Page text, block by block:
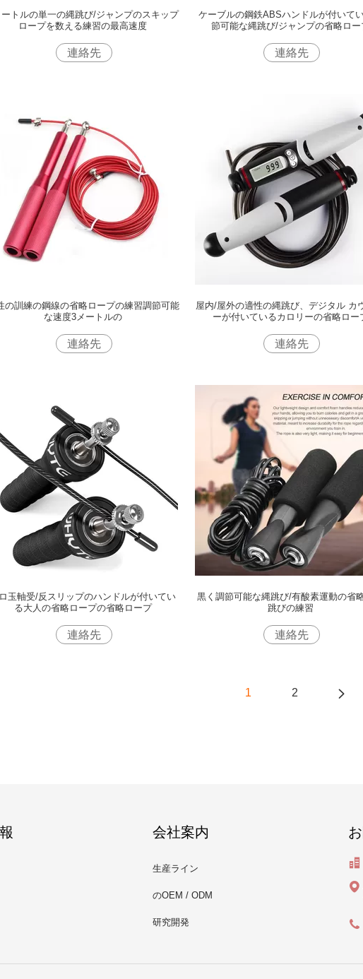
トルの単一の縄跳び/ジャンプのスキップ
ロープを数える練習の最高速度
連絡先
ケーブルの鋼鉄ABSハンドルが付いて
節可能な縄跳び/ジャンプの省略ロー
連絡先
の訓練の鋼線の省略ロープの練習調節可能
な速度3メートルの
連絡先
屋内/屋外の適性の縄跳び、デジタル カ
ーが付いているカロリーの省略ロー
連絡先
玉軸受/反スリップのハンドルが付いてい
る大人の省略ロープの省略ロープ
連絡先
黒く調節可能な縄跳び/有酸素運動の省
跳びの練習
連絡先
1 2
会社案内
生産ライン
のOEM / ODM
研究開発